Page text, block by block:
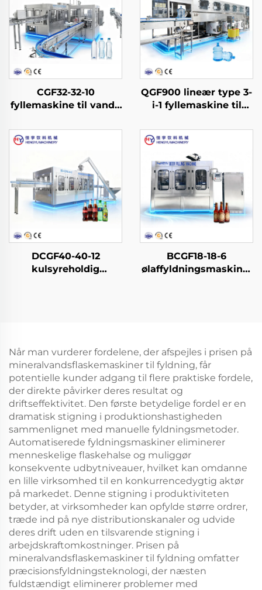
CGF32-32-10
fyllemaskine til vand i
QGF900 lineær type 3-
i-1 fyllemaskine til
DCGF40-40-12
kulsyreholdig
BCGF18-18-6
ølaffyldningsmaskine-
Når man vurderer fordelene, der afspejles i prisen på
mineralvandsflaskemaskiner til fyldning, får
potentielle kunder adgang til flere praktiske fordele,
der direkte påvirker deres resultat og
driftseffektivitet. Den første betydelige fordel er en
dramatisk stigning i produktionshastigheden
sammenlignet med manuelle fyldningsmetoder.
Automatiserede fyldningsmaskiner eliminerer
menneskelige flaskehalse og muliggør
konsekvente udbytniveauer, hvilket kan omdanne
en lille virksomhed til en konkurrencedygtig aktør
på markedet. Denne stigning i produktiviteten
betyder, at virksomheder kan opfylde større ordrer,
træde ind på nye distributionskanaler og udvide
deres drift uden en tilsvarende stigning i
arbejdskraftomkostninger. Prisen på
mineralvandsflaskemaskiner til fyldning omfatter
præcisionsfyldningsteknologi, der næsten
fuldstændigt eliminerer problemer med